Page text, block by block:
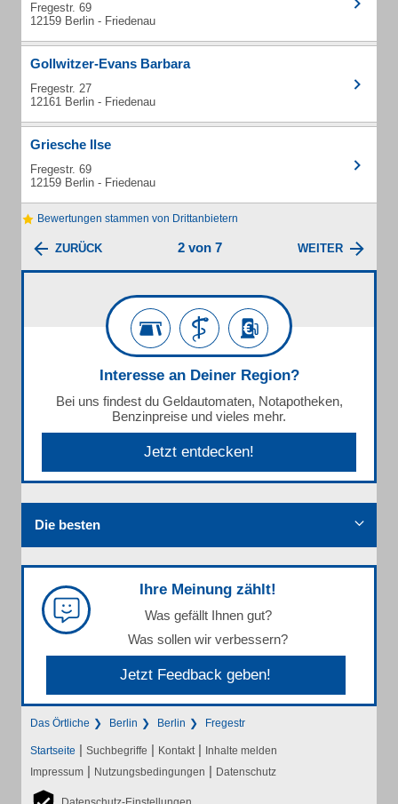
Fregestr. 69
12159 Berlin - Friedenau
Gollwitzer-Evans Barbara
Fregestr. 27
12161 Berlin - Friedenau
Griesche Ilse
Fregestr. 69
12159 Berlin - Friedenau
Bewertungen stammen von Drittanbietern
ZURÜCK 2 von 7 WEITER
Interesse an Deiner Region?
Bei uns findest du Geldautomaten, Notapotheken,
Benzinpreise und vieles mehr.
Jetzt entdecken!
Die besten
Ihre Meinung zählt!
Was gefällt Ihnen gut?
Was sollen wir verbessern?
Jetzt Feedback geben!
Das Örtliche Berlin Berlin Fregestr
Startseite | Suchbegriffe | Kontakt | Inhalte melden
Impressum | Nutzungsbedingungen | Datenschutz